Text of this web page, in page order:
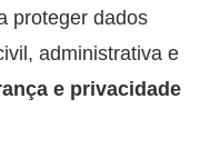
proteger dados
administrativa e
e privacidade